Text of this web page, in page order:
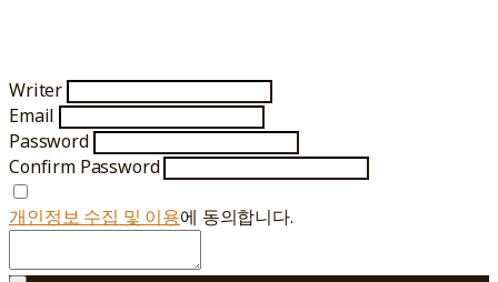
Writer
Email
Password
Confirm Password
개인정보 수집 및 이용에 동의합니다.